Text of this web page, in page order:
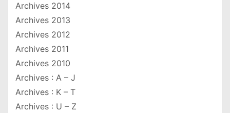
Archives 2014
Archives 2013
Archives 2012
Archives 2011
Archives 2010
Archives : A – J
Archives : K – T
Archives : U – Z